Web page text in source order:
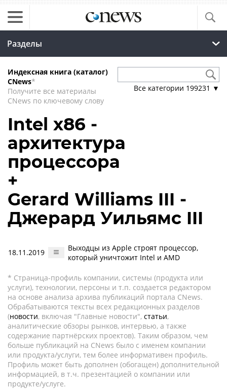
Разделы
Индексная книга (каталог)
CNews*
Получите все материалы
CNews по ключевому слову
Все категории 199231 ▼
Intel x86 -
архитектура
процессора
+
Gerard Williams III -
Джерард Уильямс III
18.11.2019
Выходцы из Apple строят процессор,
который уничтожит Intel и AMD
* Страница-профиль компании, системы (продукта или
услуги), технологии, персоны и т.п. создается редактором
на основе анализа архива публикаций портала CNews.
Обрабатываются тексты всех редакционных разделов
(новости, включая "Главные новости", статьи,
аналитические обзоры рынков, интервью, а также
содержание партнёрских проектов). Таким образом, чем
больше публикаций на CNews было с именем компании
или продукта/услуги, тем более информативен профиль.
Профиль может быть дополнен (обогащен) дополнительной
информацией, в т.ч. презентацией о компании или
продукте/услуге.